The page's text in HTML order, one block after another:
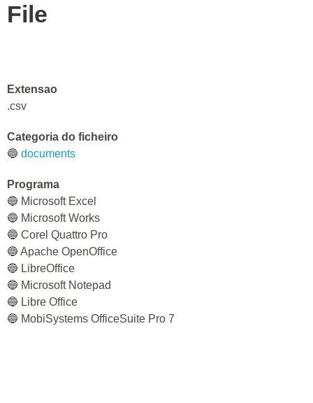
File
Extensao
.csv
Categoria do ficheiro
🔵 documents
Programa
🔵 Microsoft Excel
🔵 Microsoft Works
🔵 Corel Quattro Pro
🔵 Apache OpenOffice
🔵 LibreOffice
🔵 Microsoft Notepad
🔵 Libre Office
🔵 MobiSystems OfficeSuite Pro 7